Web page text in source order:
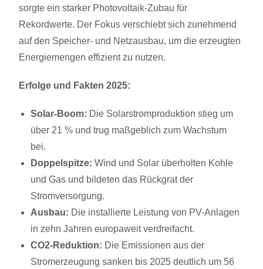
sorgte ein starker Photovoltaik-Zubau für
Rekordwerte. Der Fokus verschiebt sich zunehmend
auf den Speicher- und Netzausbau, um die erzeugten
Energiemengen effizient zu nutzen.
Erfolge und Fakten 2025:
Solar-Boom: Die Solarstromproduktion stieg um
über 21 % und trug maßgeblich zum Wachstum
bei.
Doppelspitze: Wind und Solar überholten Kohle
und Gas und bildeten das Rückgrat der
Stromversorgung.
Ausbau: Die installierte Leistung von PV-Anlagen
in zehn Jahren europaweit verdreifacht.
CO2-Reduktion: Die Emissionen aus der
Stromerzeugung sanken bis 2025 deutlich um 56